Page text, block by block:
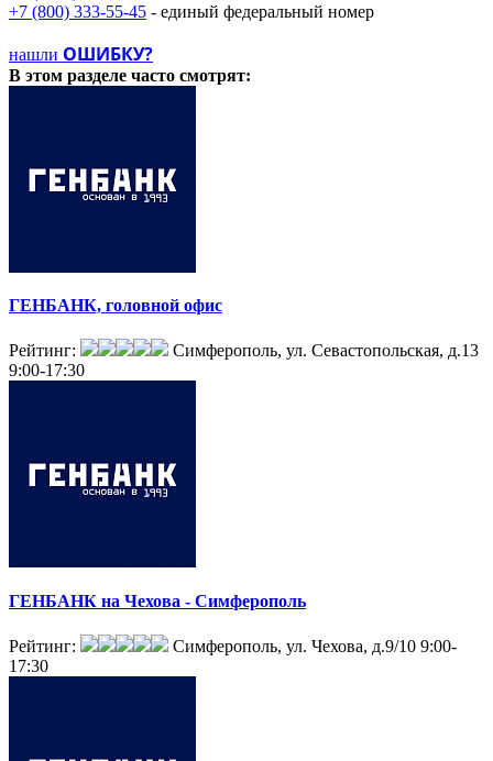
+7 (800) 333-55-45 - единый федеральный номер
нашли ОШИБКУ?
В этом разделе часто смотрят:
ГЕНБАНК, головной офис
Рейтинг:
Симферополь, ул. Севастопольская, д.13
9:00-17:30
ГЕНБАНК на Чехова - Симферополь
Рейтинг: Симферополь, ул. Чехова, д.9/10 9:00-
17:30